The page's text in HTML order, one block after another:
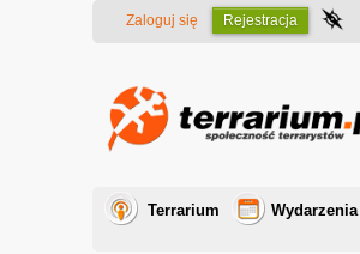
Zaloguj się Rejestracja
Terrarium Wydarzenia